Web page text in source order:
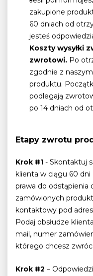
zakupione
60 dniach od
jesteś
Koszty wysyłki
zwrotowi. Po
zgodnie z
produktu.
podlegają
po 14 dniach od
Etapy zwrotu
Krok #1 - Skontaktuj
klienta w ciągu 60 dni
prawa do odstąpienia
zamówionych
kontaktowy pod
Podaj obsłudze
mail, numer
którego chcesz
Krok #2 –